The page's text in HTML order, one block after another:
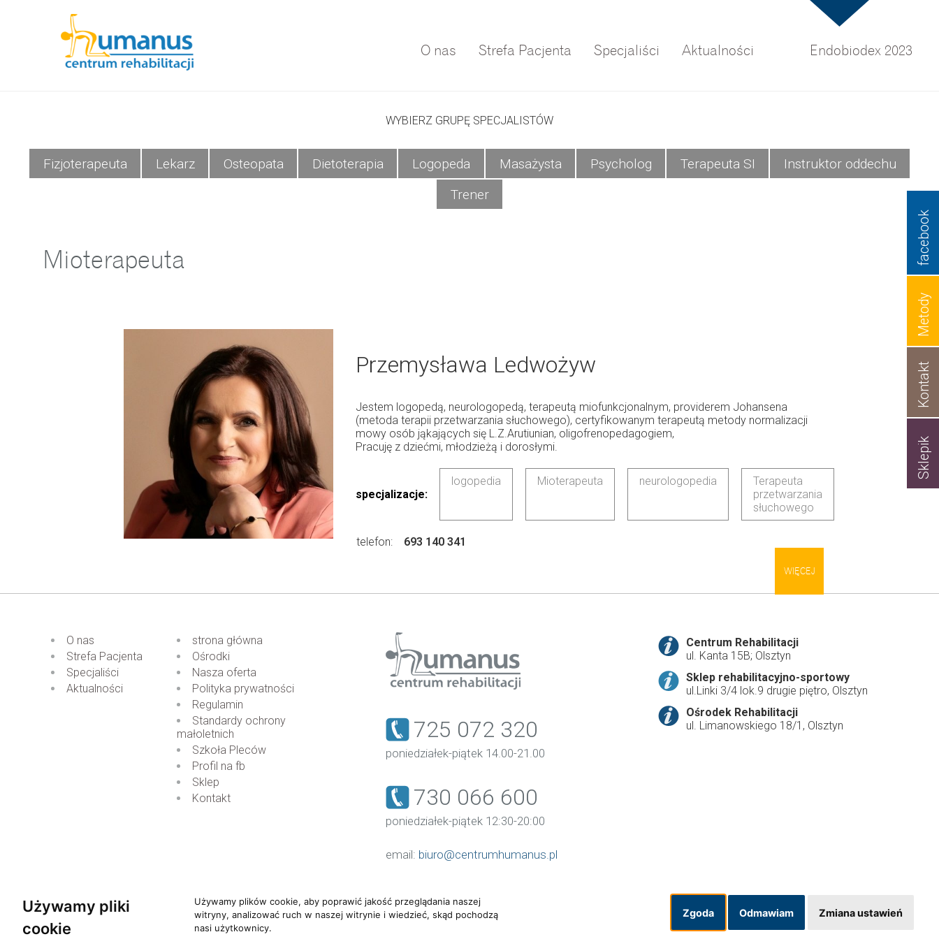
Używamy pliki
cookie
Używamy plików cookie, aby poprawić jakość przeglądania naszej
witryny, analizować ruch w naszej witrynie i wiedzieć, skąd pochodzą
nasi użytkownicy.
Zgoda Odmawiam Zmiana ustawień
Endobiodex 2023
O nas Strefa Pacjenta Specjaliści Aktualności
WYBIERZ GRUPĘ SPECJALISTÓW
Fizjoterapeuta Lekarz Osteopata Dietoterapia Logopeda Masażysta Psycholog Terapeuta SI
Instruktor oddechu
Trener
Sklepik
Kontakt
Metody
facebook
Mioterapeuta
Przemysława Ledwożyw
Jestem logopedą, neurologopedą, terapeutą miofunkcjonalnym, providerem Johansena
(metoda terapii przetwarzania słuchowego), certyfikowanym terapeutą metody normalizacji
mowy osób jąkających się L.Z.Arutiunian, oligofrenopedagogiem,
Pracuję z dziećmi, młodzieżą i dorosłymi.
specjalizacje:
logopedia Mioterapeuta neurologopedia
Terapeuta
przetwarzania
słuchowego
telefon: 693 140 341
WIĘCEJ
O nas
Strefa Pacjenta
Specjaliści
Aktualności
strona główna
Ośrodki
Nasza oferta
Polityka prywatności
Regulamin
Standardy ochrony
małoletnich
Szkoła Pleców
Profil na fb
Sklep
Kontakt
725 072 320
poniedziałek-piątek 14.00-21.00
730 066 600
poniedziałek-piątek 12:30-20:00
email: biuro@centrumhumanus.pl
Centrum Rehabilitacji
ul. Kanta 15B; Olsztyn
Sklep rehabilitacyjno-sportowy
ul.Linki 3/4 lok.9 drugie piętro, Olsztyn
Ośrodek Rehabilitacji
ul. Limanowskiego 18/1, Olsztyn
Copyrights 1995-2026 Humanus. Wszelkie prawa zastrzeżone made by grafiQa.pl